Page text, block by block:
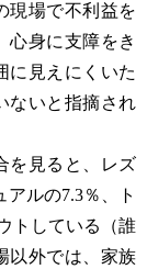
現場で不利益を
心身に支障をき
に見えにくいた
ないと指摘され
を見ると、レズ
アルの7.3％、ト
トしている（誰
以外では、家族